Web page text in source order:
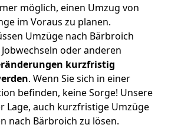
möglich, einen Umzug von
im Voraus zu planen.
Umzüge nach Bärbroich
oder anderen
kurzfristig
. Wenn Sie sich in einer
befinden, keine Sorge! Unsere
Lage, auch kurzfristige Umzüge
nach Bärbroich zu lösen.